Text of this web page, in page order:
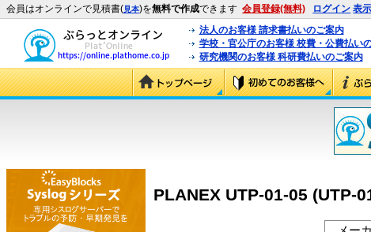
会員はオンラインで見積書(見本)を無料で作成できます 会員登録(無料) ログイン 表
法人のお客様 請求書払いのご案内
学校・官公庁のお客様 校費・公費払い
研究機関のお客様 科研費払いのご案内
PLANEX UTP-01-05 (UTP-